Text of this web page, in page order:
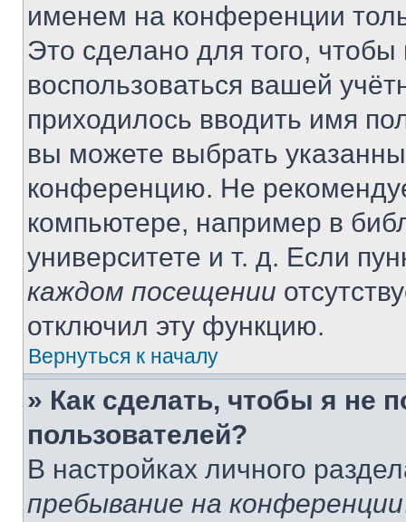
именем на конференции
Это сделано для того, чтобы
воспользоваться вашей
приходилось вводить имя
вы можете выбрать
конференцию. Не
компьютере, например в
университете и т. д. Если
каждом посещении
отключил эту функцию.
Вернуться к началу
» Как сделать, чтобы я не
пользователей?
В настройках личного
пребывание на конференции